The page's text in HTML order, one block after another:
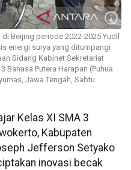
Beijing periode 2022-2025 Yudil
energi surya yang ditumpangi
Sidang Kabinet Sekretariat
Bahasa Putera Harapan (Puhua
Jawa Tengah, Sabtu
Kelas XI SMA 3
Kabupaten
Jefferson Setyako
inovasi becak